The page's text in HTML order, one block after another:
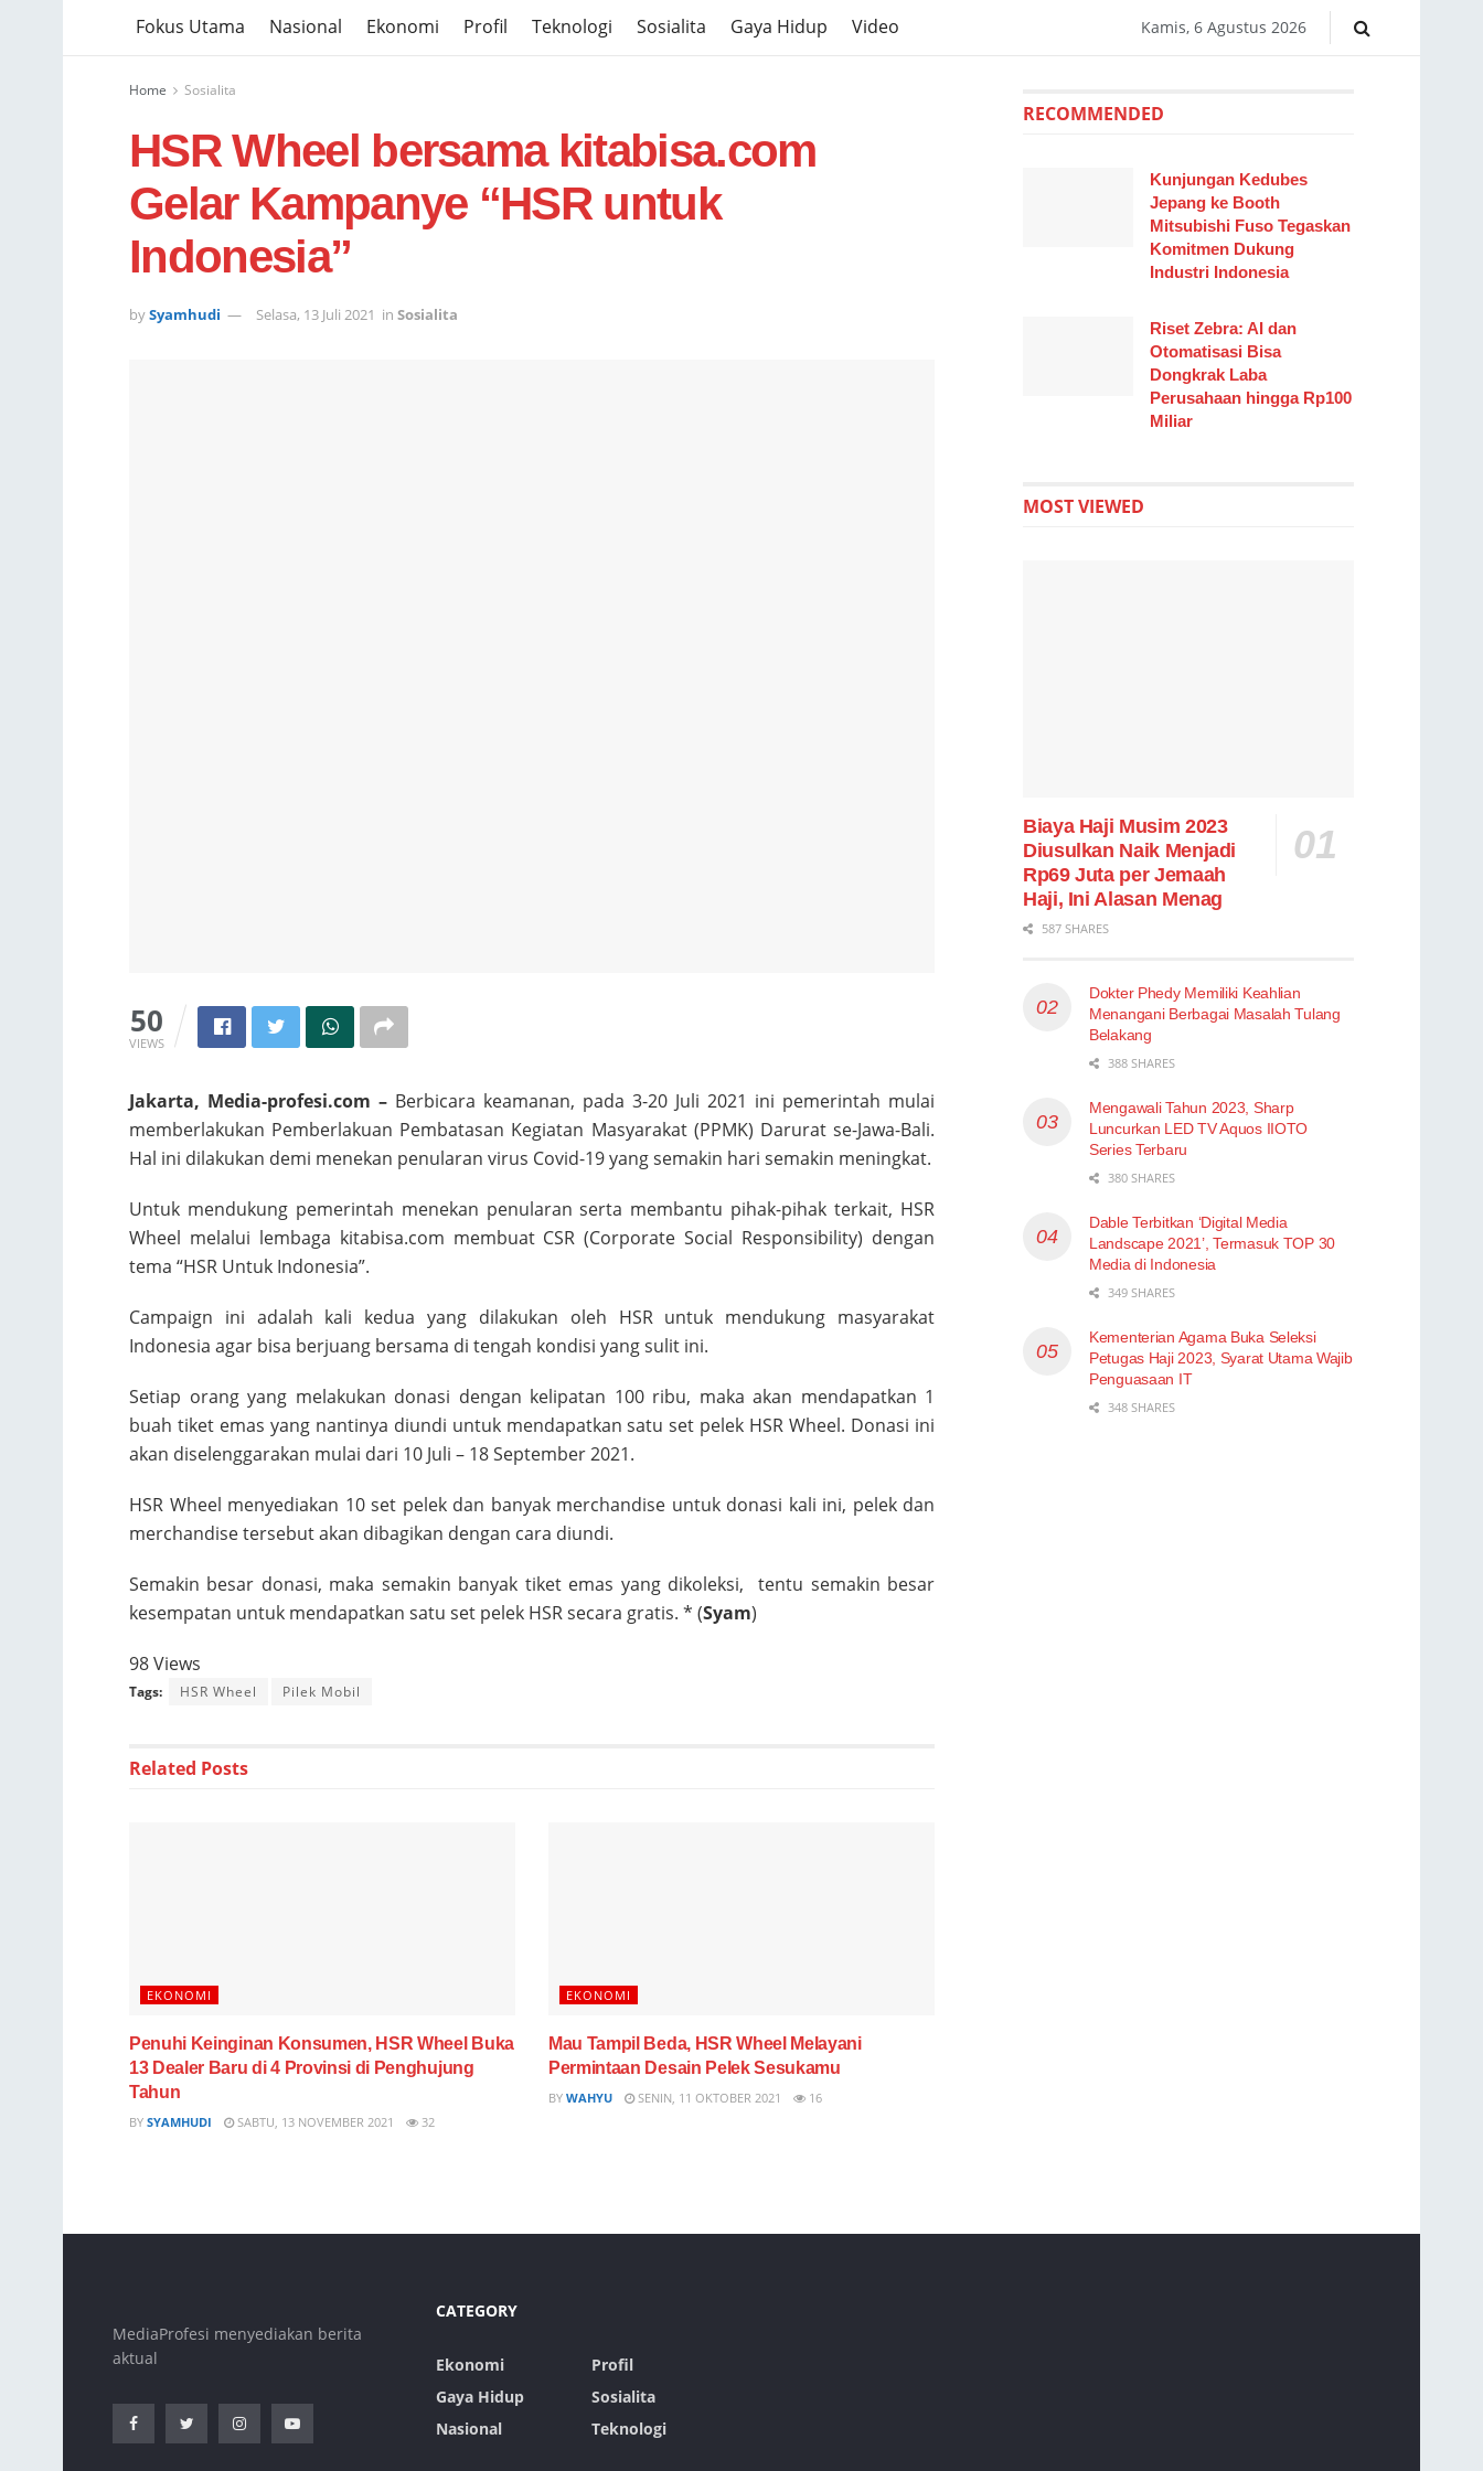
Fokus Utama Nasional Ekonomi Profil Teknologi Sosialita Gaya Hidup Video Kamis, 6 Agustus 2026
Home Sosialita
HSR Wheel bersama kitabisa.com
Gelar Kampanye “HSR untuk
Indonesia”
bySyamhudi Selasa, 13 Juli 2021 in Sosialita
50
VIEWS
Jakarta, Media-profesi.com – Berbicara keamanan, pada 3-20 Juli 2021 ini pemerintah mulai
memberlakukan Pemberlakuan Pembatasan Kegiatan Masyarakat (PPMK) Darurat se-Jawa-Bali.
Hal ini dilakukan demi menekan penularan virus Covid-19 yang semakin hari semakin meningkat.
Untuk mendukung pemerintah menekan penularan serta membantu pihak-pihak terkait, HSR
Wheel melalui lembaga kitabisa.com membuat CSR (Corporate Social Responsibility) dengan
tema “HSR Untuk Indonesia”.
Campaign ini adalah kali kedua yang dilakukan oleh HSR untuk mendukung masyarakat
Indonesia agar bisa berjuang bersama di tengah kondisi yang sulit ini.
Setiap orang yang melakukan donasi dengan kelipatan 100 ribu, maka akan mendapatkan 1
buah tiket emas yang nantinya diundi untuk mendapatkan satu set pelek HSR Wheel. Donasi ini
akan diselenggarakan mulai dari 10 Juli – 18 September 2021.
HSR Wheel menyediakan 10 set pelek dan banyak merchandise untuk donasi kali ini, pelek dan
merchandise tersebut akan dibagikan dengan cara diundi.
Semakin besar donasi, maka semakin banyak tiket emas yang dikoleksi, tentu semakin besar
kesempatan untuk mendapatkan satu set pelek HSR secara gratis. * (Syam)
98 Views
Tags: HSR Wheel Pilek Mobil
Related Posts
EKONOMI
Penuhi Keinginan Konsumen, HSR Wheel Buka
13 Dealer Baru di 4 Provinsi di Penghujung
Tahun
BY SYAMHUDI SABTU, 13 NOVEMBER 2021 32
EKONOMI
Mau Tampil Beda, HSR Wheel Melayani
Permintaan Desain Pelek Sesukamu
BY WAHYU SENIN, 11 OKTOBER 2021 16
RECOMMENDED
Kunjungan Kedubes
Jepang ke Booth
Mitsubishi Fuso Tegaskan
Komitmen Dukung
Industri Indonesia
Riset Zebra: AI dan
Otomatisasi Bisa
Dongkrak Laba
Perusahaan hingga Rp100
Miliar
MOST VIEWED
Biaya Haji Musim 2023
Diusulkan Naik Menjadi
Rp69 Juta per Jemaah
Haji, Ini Alasan Menag
587 SHARES
Dokter Phedy Memiliki Keahlian
Menangani Berbagai Masalah Tulang
Belakang
388 SHARES
Mengawali Tahun 2023, Sharp
Luncurkan LED TV Aquos IIOTO
Series Terbaru
380 SHARES
Dable Terbitkan ‘Digital Media
Landscape 2021’, Termasuk TOP 30
Media di Indonesia
349 SHARES
Kementerian Agama Buka Seleksi
Petugas Haji 2023, Syarat Utama Wajib
Penguasaan IT
348 SHARES
MediaProfesi menyediakan berita
aktual
CATEGORY
Ekonomi
Gaya Hidup
Nasional
Profil
Sosialita
Teknologi